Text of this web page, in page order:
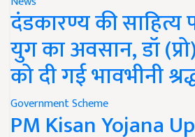
दंडकारण्य की
युग का अवसान, डॉ
को दी गई भावभीनी
Government Scheme
PM Kisan Yojana